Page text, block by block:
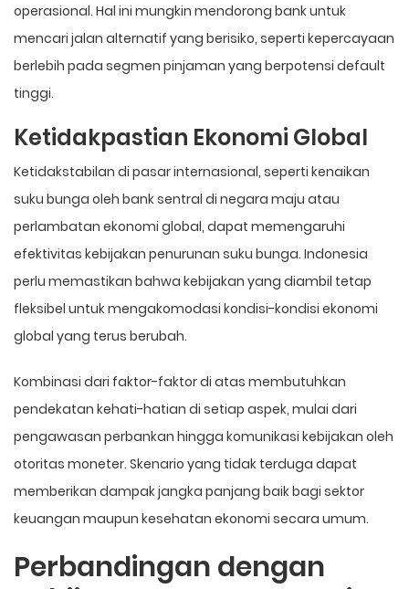
operasional. Hal ini mungkin mendorong bank untuk
mencari jalan alternatif yang berisiko, seperti kepercayaan
berlebih pada segmen pinjaman yang berpotensi default
tinggi.
Ketidakpastian Ekonomi Global
Ketidakstabilan di pasar internasional, seperti kenaikan
suku bunga oleh bank sentral di negara maju atau
perlambatan ekonomi global, dapat memengaruhi
efektivitas kebijakan penurunan suku bunga. Indonesia
perlu memastikan bahwa kebijakan yang diambil tetap
fleksibel untuk mengakomodasi kondisi-kondisi ekonomi
global yang terus berubah.
Kombinasi dari faktor-faktor di atas membutuhkan
pendekatan kehati-hatian di setiap aspek, mulai dari
pengawasan perbankan hingga komunikasi kebijakan oleh
otoritas moneter. Skenario yang tidak terduga dapat
memberikan dampak jangka panjang baik bagi sektor
keuangan maupun kesehatan ekonomi secara umum.
Perbandingan dengan